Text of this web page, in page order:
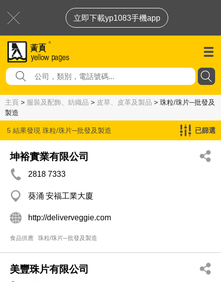
立即下載yp1083手機app
主頁 > 服裝及配飾、紡織品 > 皮草、皮革及製品 > 珠粒/珠片─批發及
製造
5 結果發現 珠粒/珠片─批發及製造 已篩選
坤裕實業有限公司
2818 7333
葵涌 安福工業大廈
http://deliverveggie.com
食品供應 珠粒/珠片─批發及製造
美豐珠片有限公司